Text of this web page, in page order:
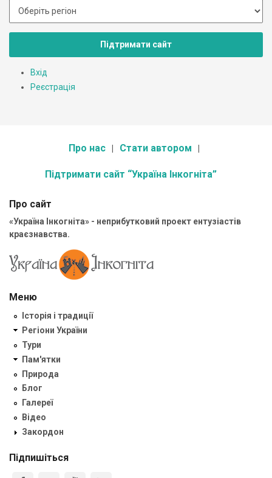
Підтримати сайт
Вхід
Реєстрація
Про нас Стати автором
Підтримати сайт “Україна Інкогніта”
Про сайт
«Україна Інкогніта» - неприбутковий проект ентузіастів
краєзнавства.
Меню
Історія і традиції
Регіони України
Тури
Пам'ятки
Природа
Блог
Галереї
Відео
Закордон
Підпишіться